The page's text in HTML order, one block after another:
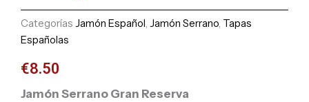
Categorías Jamón Español, Jamón Serrano, Tapas
Españolas
€8.50
Jamón Serrano Gran Reserva